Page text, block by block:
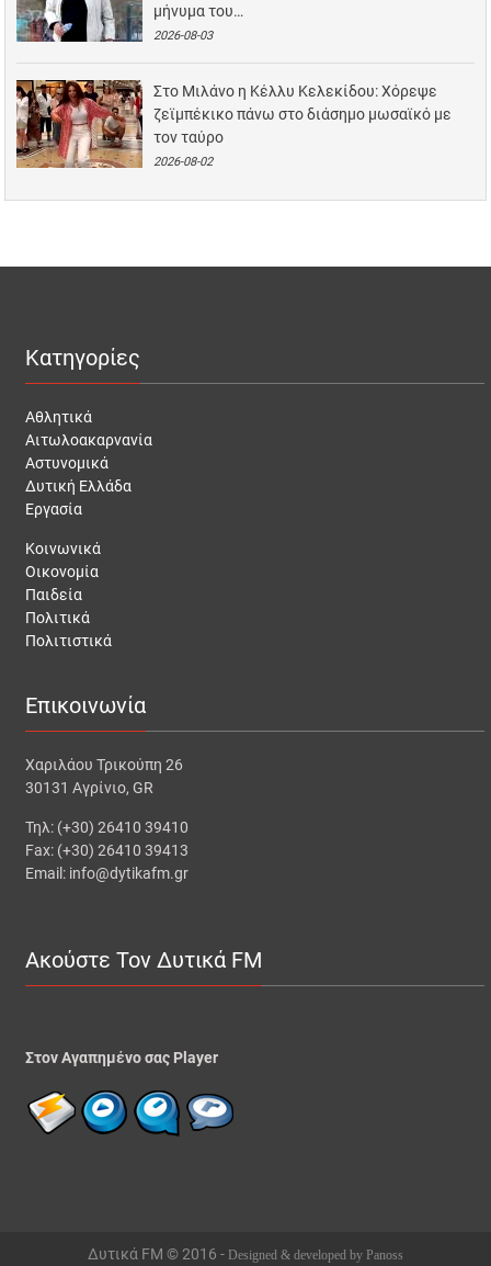
μήνυμα του…
2026-08-03
Στο Μιλάνο η Κέλλυ Κελεκίδου: Χόρεψε
ζεϊμπέκικο πάνω στο διάσημο μωσαϊκό με
τον ταύρο
2026-08-02
Κατηγορίες
Αθλητικά
Αιτωλοακαρνανία
Αστυνομικά
Δυτική Ελλάδα
Εργασία
Κοινωνικά
Οικονομία
Παιδεία
Πολιτικά
Πολιτιστικά
Επικοινωνία
Χαριλάου Τρικούπη 26
30131 Αγρίνιο, GR
Τηλ: (+30) 26410 39410
Fax: (+30) 26410 39413
Email: info@dytikafm.gr
Ακούστε Τον Δυτικά FM
Στον Αγαπημένο σας Player
Δυτικά FM © 2016 - Designed & developed by Panoss